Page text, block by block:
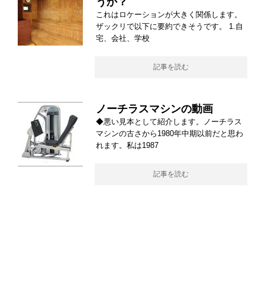
これはロケーションが大きく関係します。
ザックリで以下に要約できそうです。 1.自
宅、会社、学校
記事を読む
ノーチラスマシンの動画
◆悪い見本として紹介します。ノーチラス
マシンの古さから1980年中期以前だと思わ
れます。私は1987
記事を読む